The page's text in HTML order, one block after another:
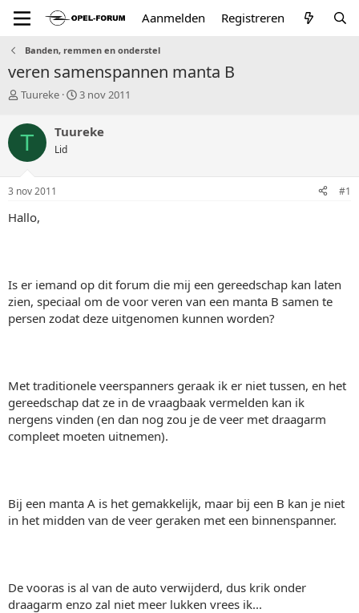
Aanmelden Registreren
Banden, remmen en onderstel
veren samenspannen manta B
T
p
i
s
a
t
Tuureke
S
r
a
3 nov 2011
T Tuureke
Lid
3 nov 2011 #1
Hallo,
Is er iemand op dit forum die mij een gereedschap kan laten
zien, speciaal om de voor veren van een manta B samen te
persen zodat deze uitgenomen kunnen worden?
Met traditionele veerspanners geraak ik er niet tussen, en het
gereedschap dat ze in de vraagbaak vermelden kan ik
nergens vinden (en dan nog zou je de veer met draagarm
compleet moeten uitnemen).
Bij een manta A is het gemakkelijk, maar bij een B kan je niet
in het midden van de veer geraken met een binnenspanner.
De vooras is al van de auto verwijderd, dus krik onder
draagarm enzo zal niet meer lukken vrees ik...